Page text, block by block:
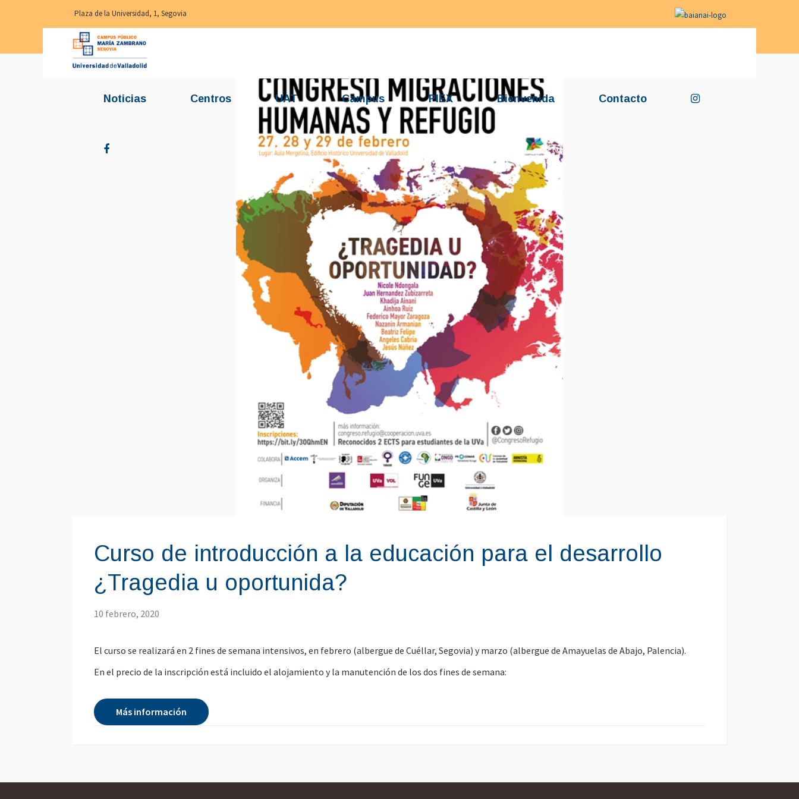
Plaza de la Universidad, 1, Segovia
Noticias Centros UAT Campus PIEX Bienvenida Contacto
Curso de introducción a la educación para el desarrollo
¿Tragedia u oportunida?
10 febrero, 2020
El curso se realizará en 2 fines de semana intensivos, en febrero (albergue de Cuéllar, Segovia) y marzo (albergue de Amayuelas de Abajo, Palencia).
En el precio de la inscripción está incluido el alojamiento y la manutención de los dos fines de semana:
Más información